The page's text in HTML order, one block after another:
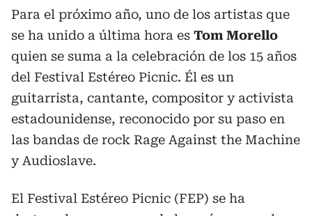
Para el próximo año, uno de los artistas que
se ha unido a última hora es Tom Morello
quien se suma a la celebración de los 15 años
del Festival Estéreo Picnic. Él es un
guitarrista, cantante, compositor y activista
estadounidense, reconocido por su paso en
las bandas de rock Rage Against the Machine
y Audioslave.
El Festival Estéreo Picnic (FEP) se ha